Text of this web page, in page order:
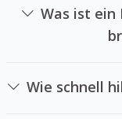
Was ist ein
von
sollten einen